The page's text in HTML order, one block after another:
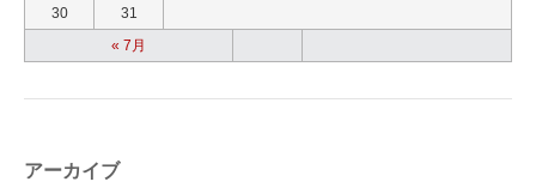
« 7月
30
31
アーカイブ